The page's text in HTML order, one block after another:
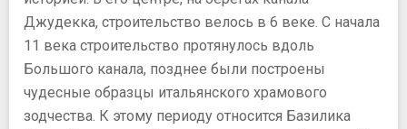
Джудекка, строительство велось в 6 веке. С начала
11 века строительство протянулось вдоль
Большого канала, позднее были построены
чудесные образцы итальянского храмового
зодчества. К этому периоду относится Базилика